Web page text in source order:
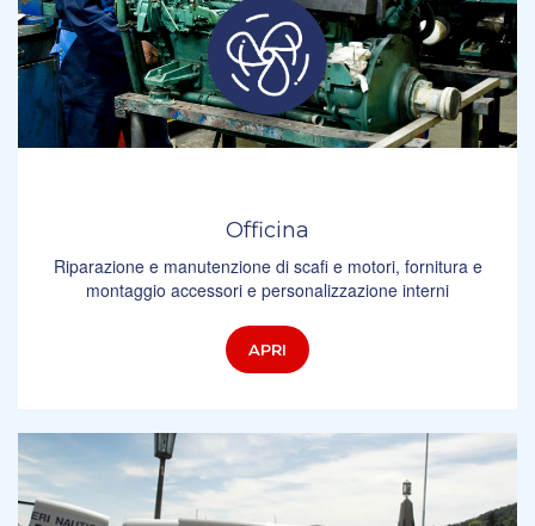
Officina
Riparazione e manutenzione di scafi e motori, fornitura e
montaggio accessori e personalizzazione interni